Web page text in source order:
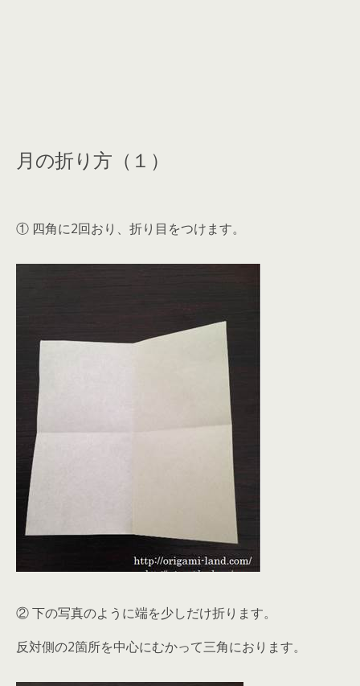
月の折り方（１）
① 四角に2回おり、折り目をつけます。
② 下の写真のように端を少しだけ折ります。
反対側の2箇所を中心にむかって三角におります。